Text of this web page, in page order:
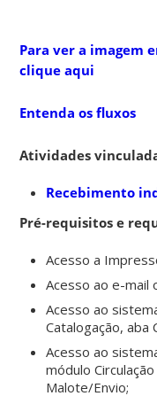
Para ver a imagem
clique aqui
Entenda os fluxos
Atividades
Recebimento
Pré-requisitos e
Acesso a
Acesso ao e-mail
Acesso ao
Catalogação, aba
Acesso ao
módulo
Malote/Envio;